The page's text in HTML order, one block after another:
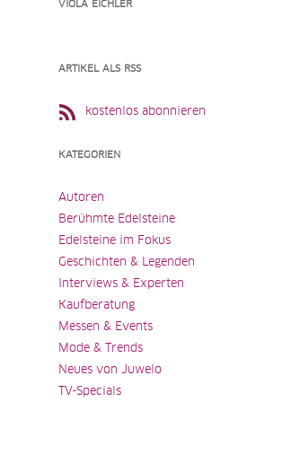
VIOLA EICHLER
ARTIKEL ALS RSS
kostenlos abonnieren
KATEGORIEN
Autoren
Berühmte Edelsteine
Edelsteine im Fokus
Geschichten & Legenden
Interviews & Experten
Kaufberatung
Messen & Events
Mode & Trends
Neues von Juwelo
TV-Specials